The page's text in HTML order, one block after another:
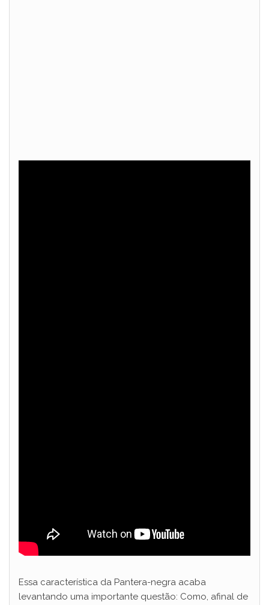
Essa característica da Pantera-negra acaba
levantando uma importante questão: Como, afinal de